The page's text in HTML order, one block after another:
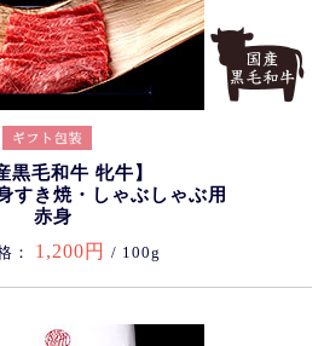
黒毛和牛 牝牛】
き焼・しゃぶしゃぶ用
赤身
： 1,200円 / 100g